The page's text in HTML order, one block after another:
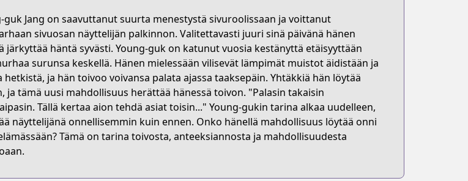
guk Jang on saavuttanut suurta menestystä sivuroolissaan ja voittanut
sivuosan näyttelijän palkinnon. Valitettavasti juuri sinä päivänä hänen
järkyttää häntä syvästi. Young-guk on katunut vuosia kestänyttä etäisyyttään
surunsa keskellä. Hänen mielessään vilisevät lämpimät muistot äidistään ja
ja hän toivoo voivansa palata ajassa taaksepäin. Yhtäkkiä hän löytää
ja tämä uusi mahdollisuus herättää hänessä toivon. "Palasin takaisin
Tällä kertaa aion tehdä asiat toisin..." Young-gukin tarina alkaa uudelleen,
näyttelijänä onnellisemmin kuin ennen. Onko hänellä mahdollisuus löytää onni
Tämä on tarina toivosta, anteeksiannosta ja mahdollisuudesta